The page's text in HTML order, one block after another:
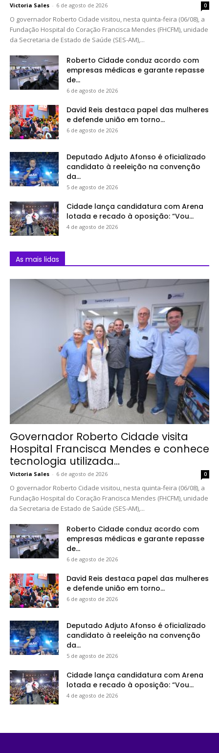
Victoria Sales - 6 de agosto de 2026 0
O governador Roberto Cidade visitou, nesta quinta-feira (06/08), a
Fundação Hospital do Coração Francisca Mendes (FHCFM), unidade
da Secretaria de Estado de Saúde (SES-AM),...
Roberto Cidade conduz acordo com
empresas médicas e garante repasse
de...
6 de agosto de 2026
David Reis destaca papel das mulheres
e defende união em torno...
6 de agosto de 2026
Deputado Adjuto Afonso é oficializado
candidato à reeleição na convenção
da...
5 de agosto de 2026
Cidade lança candidatura com Arena
lotada e recado à oposição: “Vou...
4 de agosto de 2026
As mais lidas
Governador Roberto Cidade visita
Hospital Francisca Mendes e conhece
tecnologia utilizada...
Victoria Sales - 6 de agosto de 2026 0
O governador Roberto Cidade visitou, nesta quinta-feira (06/08), a
Fundação Hospital do Coração Francisca Mendes (FHCFM), unidade
da Secretaria de Estado de Saúde (SES-AM),...
Roberto Cidade conduz acordo com
empresas médicas e garante repasse
de...
6 de agosto de 2026
David Reis destaca papel das mulheres
e defende união em torno...
6 de agosto de 2026
Deputado Adjuto Afonso é oficializado
candidato à reeleição na convenção
da...
5 de agosto de 2026
Cidade lança candidatura com Arena
lotada e recado à oposição: “Vou...
4 de agosto de 2026